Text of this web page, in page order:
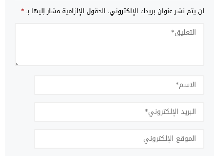
لن يتم نشر عنوان بريدك الإلكتروني. الحقول الإلزامية مشار إليها بـ*